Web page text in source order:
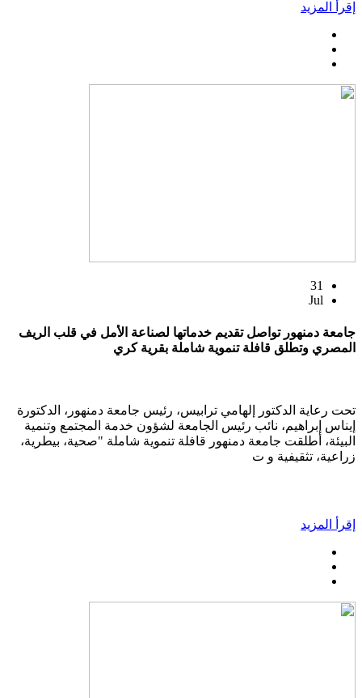
إقرأ المزيد
31
Jul
جامعة دمنهور تواصل تقديم خدماتها لصناعة الأمل في قلب الريف
المصري وتطلق قافلة تنموية شاملة بقرية كري
تحت رعاية الدكتور إلهامي ترابيس، رئيس جامعة دمنهور، الدكتورة
إيناس إبراهيم، نائب رئيس الجامعة لشؤون خدمة المجتمع وتنمية
البيئة، أطلقت جامعة دمنهور قافلة تنموية شاملة "صحية، بيطرية،
زراعية، تثقيفية و ت
إقرأ المزيد